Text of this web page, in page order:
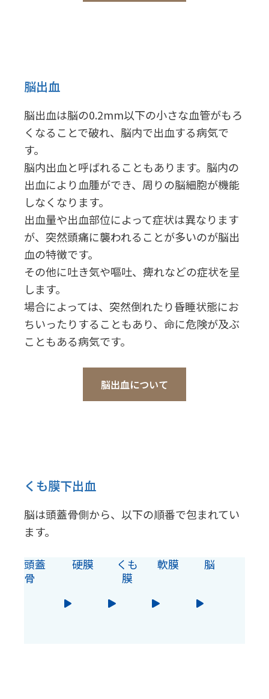
脳出血
脳出血は脳の0.2mm以下の小さな血管がもろ
くなることで破れ、脳内で出血する病気で
す。
脳内出血と呼ばれることもあります。脳内の
出血により血腫ができ、周りの脳細胞が機能
しなくなります。
出血量や出血部位によって症状は異なります
が、突然頭痛に襲われることが多いのが脳出
血の特徴です。
その他に吐き気や嘔吐、痺れなどの症状を呈
します。
場合によっては、突然倒れたり昏睡状態にお
ちいったりすることもあり、命に危険が及ぶ
こともある病気です。
脳出血について
くも膜下出血
脳は頭蓋骨側から、以下の順番で包まれてい
ます。
頭蓋
骨
硬膜
くも
膜
軟膜 脳